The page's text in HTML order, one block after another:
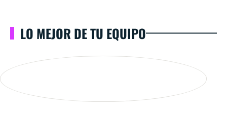
LO MEJOR DE TU EQUIPO